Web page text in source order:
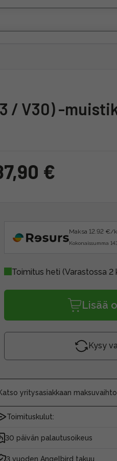
/ V30) -
€
Maksa 12.92 €/
Kokonaissumma
Toimitus heti (Varastossa 2
Lisää
Kysy
yritysasiakkaan
Toimituskulut:
30 päivän palautusoikeus
3 vuoden Angelbird takuu